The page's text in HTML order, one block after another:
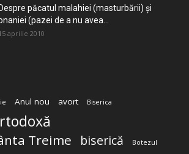
Despre păcatul malahiei (masturbării) şi
(pazei de a nu avea...
aprilie 2010
Anul nou avort Biserica
Treime biserică Botezul